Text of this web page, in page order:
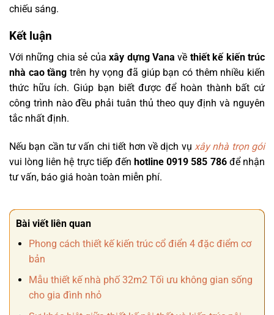
chiếu sáng.
Kết luận
Với những chia sẻ củaxây dựng Vanavề thiết kế kiến trúc
nhà cao tầng trên hy vọng đã giúp bạn có thêm nhiều kiến
thức hữu ích. Giúp bạn biết được để hoàn thành bất cứ
công trình nào đều phải tuân thủ theo quy định và nguyên
tắc nhất định.
Nếu bạn cần tư vấn chi tiết hơn về dịch vụ xây nhà trọn gói
vui lòng liên hệ trực tiếp đếnhotline 0919 585 786 để nhận
tư vấn, báo giá hoàn toàn miễn phí.
Bài viết liên quan
Phong cách thiết kế kiến trúc cổ điển 4 đặc điểm cơ
bản
Mẫu thiết kế nhà phố 32m2 Tối ưu không gian sống
cho gia đình nhỏ